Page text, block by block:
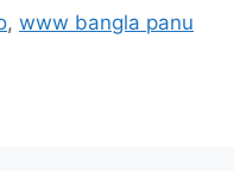
, www bangla panu